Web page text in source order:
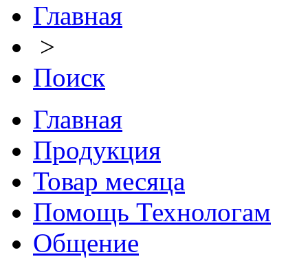
Главная
>
Поиск
Главная
Продукция
Товар месяца
Помощь Технологам
Общение